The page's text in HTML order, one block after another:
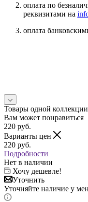
оплата по
реквизитами на
оплата
Товары одной коллекции
Вам может понравиться
220 руб.
Варианты цен
220 руб.
Подробности
Нет в наличии
Хочу дешевле!
Уточнить
Уточняйте наличие у